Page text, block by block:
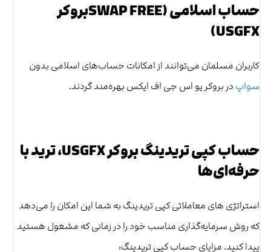
حساب اسلامی (SWAP FREEبروکر
USGFX)
کاربران مسلمان می‌توانند از امکانات حساب‌های اسلامی بدون
سواپ در بروکر یو اس جی اف ایکس بهره‌مند گردند.
حساب کپی تریدینگ بروکر USGFX، ترید با
حرفه‌ای‌ها
استراتژی های معاملاتی کپی تریدینگ به شما این امکان را می‌دهد
که روش سرمایه‌گذاری مناسب خود را در زمانی که مشغول هستید
پیدا کنید. مزایای حساب کپی تریدینگ: